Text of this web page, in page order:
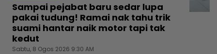
Sampai pejabat baru sedar lupa
pakai tudung! Ramai nak tahu trik
suami hantar naik motor tapi tak
kedut
Sabtu, 8 Ogos 2026 9:30 AM